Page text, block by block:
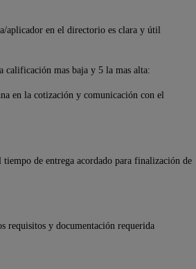
aplicador en el directorio es clara y útil
calificación mas baja y 5 la mas alta:
en la cotización y comunicación con el
de entrega acordado para finalización de
requisitos y documentación requerida